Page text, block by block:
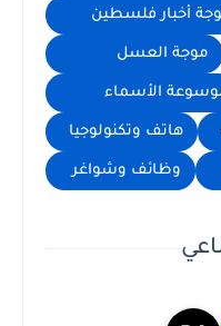
أخبار فلسطين
موجة العسل
الأسماء
هاتف وتكنولوجيا
وظائف وشواغر